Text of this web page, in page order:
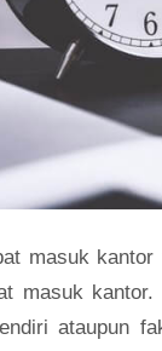
masuk
masuk
ataupun